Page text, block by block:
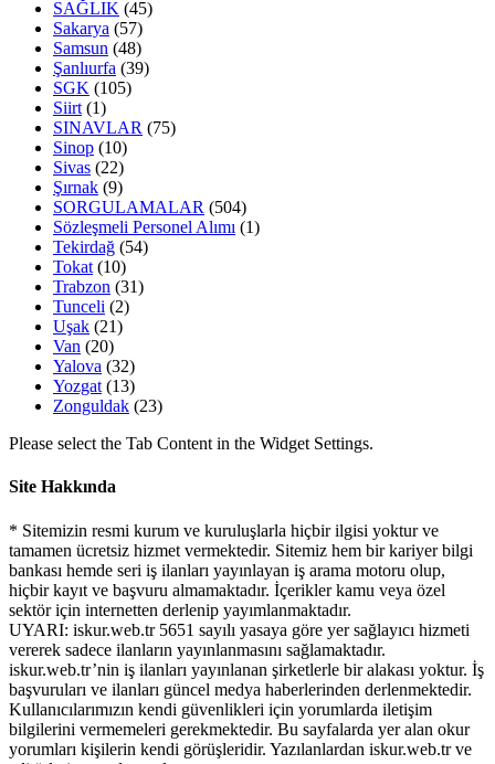
SAĞLIK (45)
Sakarya (57)
Samsun (48)
Şanlıurfa (39)
SGK (105)
Siirt (1)
SINAVLAR (75)
Sinop (10)
Sivas (22)
Şırnak (9)
SORGULAMALAR (504)
Sözleşmeli Personel Alımı (1)
Tekirdağ (54)
Tokat (10)
Trabzon (31)
Tunceli (2)
Uşak (21)
Van (20)
Yalova (32)
Yozgat (13)
Zonguldak (23)
Please select the Tab Content in the Widget Settings.
Site Hakkında
* Sitemizin resmi kurum ve kuruluşlarla hiçbir ilgisi yoktur ve
tamamen ücretsiz hizmet vermektedir. Sitemiz hem bir kariyer bilgi
bankası hemde seri iş ilanları yayınlayan iş arama motoru olup,
hiçbir kayıt ve başvuru almamaktadır. İçerikler kamu veya özel
sektör için internetten derlenip yayımlanmaktadır.
UYARI: iskur.web.tr 5651 sayılı yasaya göre yer sağlayıcı hizmeti
vererek sadece ilanların yayınlanmasını sağlamaktadır.
iskur.web.tr’nin iş ilanları yayınlanan şirketlerle bir alakası yoktur. İş
başvuruları ve ilanları güncel medya haberlerinden derlenmektedir.
Kullanıcılarımızın kendi güvenlikleri için yorumlarda iletişim
bilgilerini vermemeleri gerekmektedir. Bu sayfalarda yer alan okur
yorumları kişilerin kendi görüşleridir. Yazılanlardan iskur.web.tr ve